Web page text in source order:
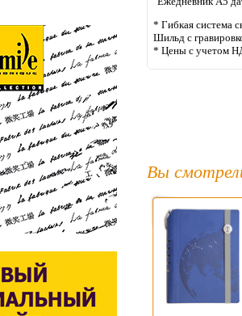
* Гибкая система
Шильд с
* Цены с учетом
Вы